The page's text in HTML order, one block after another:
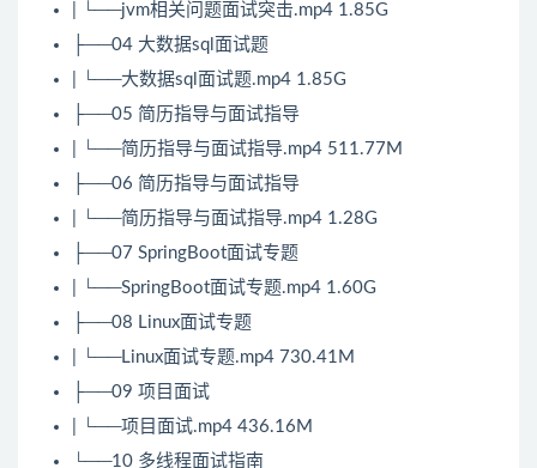
| └──jvm相关问题面试突击.mp4 1.85G
├──04 大数据sql面试题
| └──大数据sql面试题.mp4 1.85G
├──05 简历指导与面试指导
| └──简历指导与面试指导.mp4 511.77M
├──06 简历指导与面试指导
| └──简历指导与面试指导.mp4 1.28G
├──07 SpringBoot面试专题
| └──SpringBoot面试专题.mp4 1.60G
├──08 Linux面试专题
| └──Linux面试专题.mp4 730.41M
├──09 项目面试
| └──项目面试.mp4 436.16M
└──10 多线程面试指南